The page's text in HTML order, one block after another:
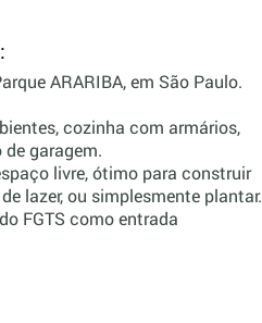
ARARIBA, em São Paulo.
cozinha com armários,
garagem.
livre, ótimo para construir
lazer, ou simplesmente plantar.
FGTS como entrada